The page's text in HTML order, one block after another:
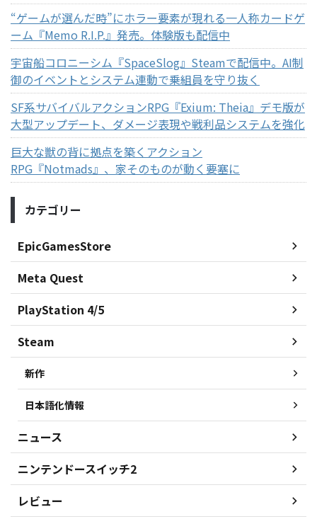
“ゲームが選んだ時”にホラー要素が現れる一人称カードゲ
ーム『Memo R.I.P.』発売。体験版も配信中
宇宙船コロニーシム『SpaceSlog』Steamで配信中。AI制
御のイベントとシステム連動で乗組員を守り抜く
SF系サバイバルアクションRPG『Exium: Theia』デモ版が
大型アップデート、ダメージ表現や戦利品システムを強化
巨大な獣の背に拠点を築くアクション
RPG『Notmads』、家そのものが動く要塞に
カテゴリー
EpicGamesStore
Meta Quest
PlayStation 4/5
Steam
新作
日本語化情報
ニュース
ニンテンドースイッチ2
レビュー